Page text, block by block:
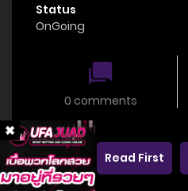
Status
OnGoing
0 comments
Read First